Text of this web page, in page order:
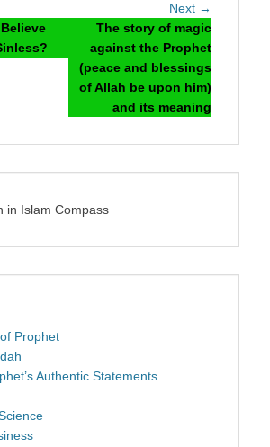
Next →
post:
The story of magic
against the Prophet
(peace and blessings
of Allah be upon him)
and its meaning
in Islam Compass
Prophet
Authentic Statements